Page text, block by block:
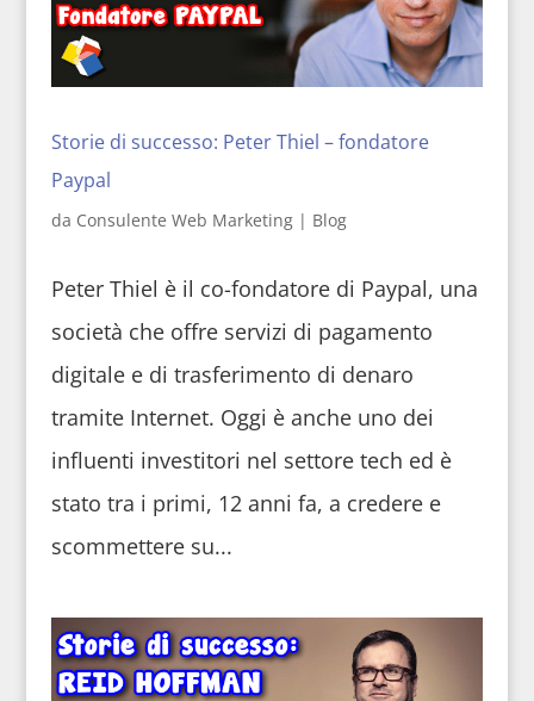
Storie di successo: Peter Thiel – fondatore
Paypal
da Consulente Web Marketing| Blog
Peter Thiel è il co-fondatore di Paypal, una
società che offre servizi di pagamento
digitale e di trasferimento di denaro
tramite Internet. Oggi è anche uno dei
influenti investitori nel settore tech ed è
stato tra i primi, 12 anni fa, a credere e
scommettere su...